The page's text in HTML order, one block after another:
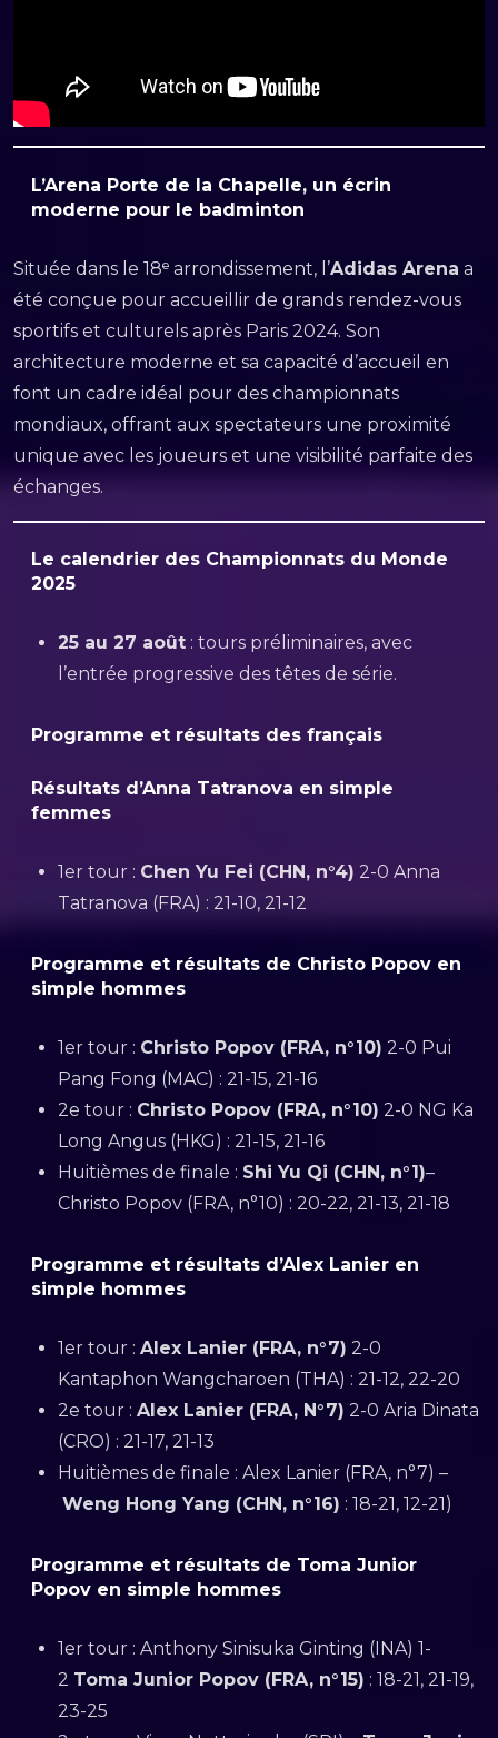
L’Arena Porte de la Chapelle, un écrin
moderne pour le badminton
Située dans le 18ᵉ arrondissement, l’Adidas Arena a
été conçue pour accueillir de grands rendez-vous
sportifs et culturels après Paris 2024. Son
architecture moderne et sa capacité d’accueil en
font un cadre idéal pour des championnats
mondiaux, offrant aux spectateurs une proximité
unique avec les joueurs et une visibilité parfaite des
échanges.
Le calendrier des Championnats du Monde
2025
25 au 27 août : tours préliminaires, avec
l’entrée progressive des têtes de série.
Programme et résultats des français
Résultats d’Anna Tatranova en simple
femmes
1er tour : Chen Yu Fei (CHN, n°4) 2-0 Anna
Tatranova (FRA) : 21-10, 21-12
Programme et résultats de Christo Popov en
simple hommes
1er tour : Christo Popov (FRA, n°10) 2-0 Pui
Pang Fong (MAC) : 21-15, 21-16
2e tour : Christo Popov (FRA, n°10) 2-0 NG Ka
Long Angus (HKG) : 21-15, 21-16
Huitièmes de finale : Shi Yu Qi (CHN, n°1)–
Christo Popov (FRA, n°10) : 20-22, 21-13, 21-18
Programme et résultats d’Alex Lanier en
simple hommes
1er tour : Alex Lanier (FRA, n°7) 2-0
Kantaphon Wangcharoen (THA) : 21-12, 22-20
2e tour : Alex Lanier (FRA, N°7) 2-0 Aria Dinata
(CRO) : 21-17, 21-13
Huitièmes de finale : Alex Lanier (FRA, n°7) –
Weng Hong Yang (CHN, n°16) : 18-21, 12-21)
Programme et résultats de Toma Junior
Popov en simple hommes
1er tour : Anthony Sinisuka Ginting (INA) 1-
2 Toma Junior Popov (FRA, n°15) : 18-21, 21-19,
23-25